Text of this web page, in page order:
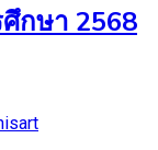
กษา 2568